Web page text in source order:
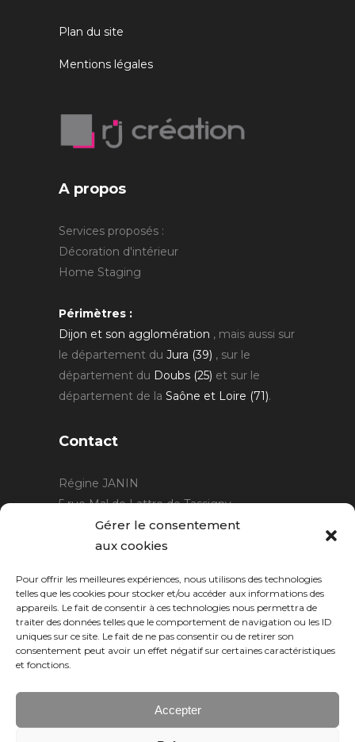
Gérer le consentement
aux cookies
Pour offrir les meilleures expériences, nous utilisons des technologies
telles que les cookies pour stocker et/ou accéder aux informations des
appareils. Le fait de consentir à ces technologies nous permettra de
traiter des données telles que le comportement de navigation ou les ID
uniques sur ce site. Le fait de ne pas consentir ou de retirer son
consentement peut avoir un effet négatif sur certaines caractéristiques
et fonctions.
Accepter
Plan du site
Mentions légales
A propos
Services proposés :
Décoration d'intérieur
Home Staging
Périmètres :
Dijon et son agglomération , mais aussi sur
le département du Jura (39) , sur le
département du Doubs (25) et sur le
département de la Saône et Loire (71).
Contact
Régine JANIN
5 rue Mal de Lattre de Tassigny
21220 Gevrey Chambertin
06 15 15 80 29
Horaires :sur rendez-vous.